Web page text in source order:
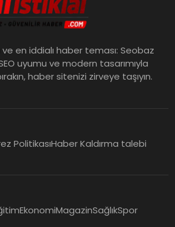
ve en iddialı haber teması: Seobaz
uyumu ve modern tasarımıyla
haber sitenizi zirveye taşıyın.
PolitikasıHaber Kaldırma talebi
EkonomiMagazinSağlıkSpor